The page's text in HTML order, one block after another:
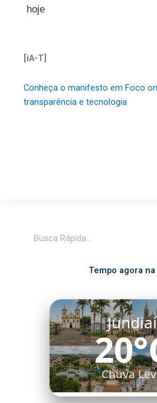
hoje
[iA-T]
Conheça o manifesto em Foco
transparência e tecnologia
Tempo agora
Jundiaí
Chuva